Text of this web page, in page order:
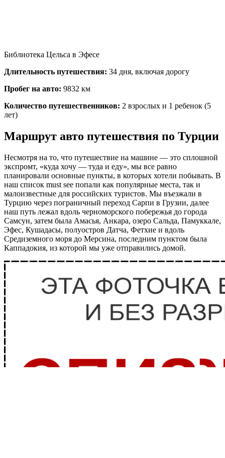
Библиотека Цельса в Эфесе
Длительность путешествия: 34 дня, включая дорогу
Пробег на авто: 9832 км
Количество путешественников: 2 взрослых и 1 ребенок (5
лет)
Маршрут авто путешествия по Турции
Несмотря на то, что путешествие на машине — это сплошной
экспромт, «куда хочу — туда и еду», мы все равно
планировали основные пункты, в которых хотели побывать. В
наш список must see попали как популярные места, так и
малоизвестные для российских туристов. Мы въезжали в
Турцию через пограничный переход Сарпи в Грузии, далее
наш путь лежал вдоль черноморского побережья до города
Самсун, затем была Амасья, Анкара, озеро Сальда, Памуккале,
Эфес, Кушадасы, полуостров Датча, Фетхие и вдоль
Средиземного моря до Мерсина, последним пунктом была
Каппадокия, из которой мы уже отправились домой.